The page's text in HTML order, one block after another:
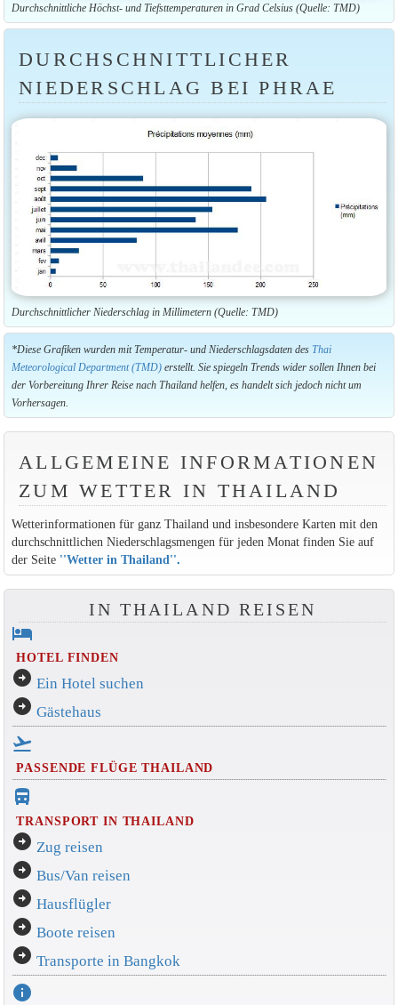
Durchschnittliche Höchst- und Tiefsttemperaturen in Grad Celsius (Quelle: TMD)
DURCHSCHNITTLICHER
NIEDERSCHLAG BEI PHRAE
Durchschnittlicher Niederschlag in Millimetern (Quelle: TMD)
*Diese Grafiken wurden mit Temperatur- und Niederschlagsdaten des Thai
Meteorological Department (TMD)erstellt. Sie spiegeln Trends wider sollen Ihnen bei
der Vorbereitung Ihrer Reise nach Thailand helfen, es handelt sich jedoch nicht um
Vorhersagen.
ALLGEMEINE INFORMATIONEN
ZUM WETTER IN THAILAND
Wetterinformationen für ganz Thailand und insbesondere Karten mit den
durchschnittlichen Niederschlagsmengen für jeden Monat finden Sie auf
der Seite ''Wetter in Thailand''.
IN THAILAND REISEN
hotel
HOTEL FINDEN
arrow_circle_right Ein Hotel suchen
arrow_circle_right Gästehaus
flight_takeoff
PASSENDE FLÜGE THAILAND
directions_bus_filled
TRANSPORT IN THAILAND
arrow_circle_right Zug reisen
arrow_circle_right Bus/Van reisen
arrow_circle_right Hausflügler
arrow_circle_right Boote reisen
arrow_circle_right Transporte in Bangkok
info